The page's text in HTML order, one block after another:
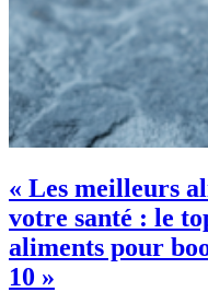
« Les meilleurs
votre santé : le
aliments pour
10 »